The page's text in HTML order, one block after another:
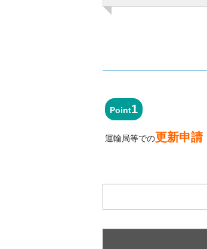
Point1
運輸局等での更新申請